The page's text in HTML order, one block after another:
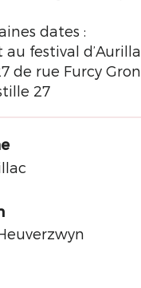
dates :
festival
de rue Furcy
27